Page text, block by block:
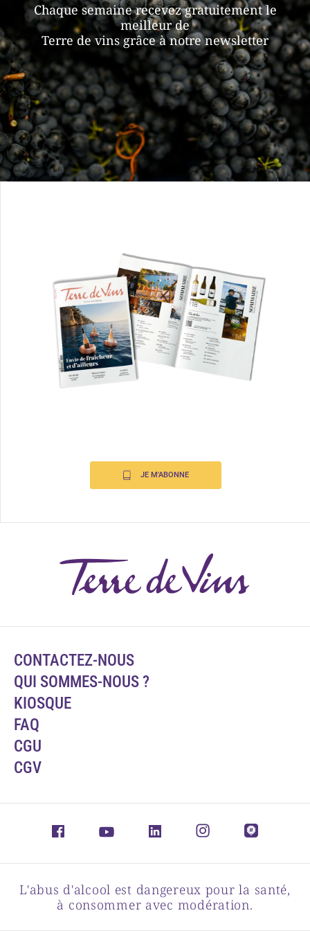
Chaque semaine recevez gratuitement le
meilleur de
Terre de vins grâce à notre newsletter
JE M'ABONNE
CONTACTEZ-NOUS
QUI SOMMES-NOUS ?
KIOSQUE
FAQ
CGU
CGV
L'abus d'alcool est dangereux pour la santé,
à consommer avec modération.